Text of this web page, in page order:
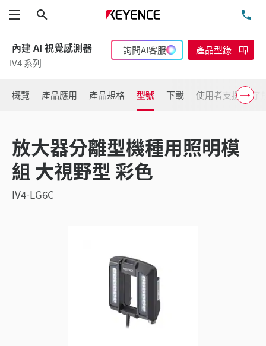
功能表
內建 AI 視覺感測器
IV4 系列
詢問AI客服 產品型錄
概覽 產品應用 產品規格 型號 下載 使用者支援 了
放大器分離型機種用照明模
組 大視野型 彩色
IV4-LG6C